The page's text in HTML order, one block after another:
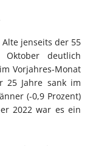
jenseits der 55
deutlich
Vorjahres-Monat
25 Jahre sank im
(-0,9 Prozent)
2022 war es ein